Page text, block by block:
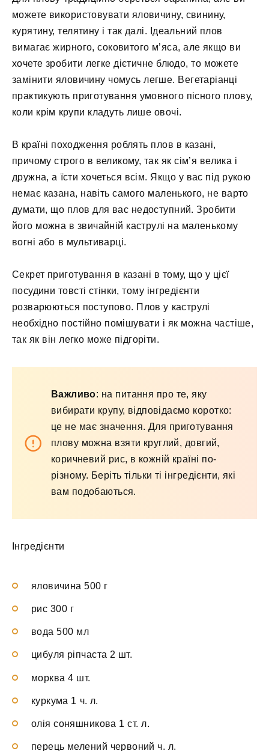
можете використовувати яловичину, свинину,
курятину, телятину і так далі. Ідеальний плов
вимагає жирного, соковитого м’яса, але якщо ви
хочете зробити легке дієтичне блюдо, то можете
замінити яловичину чомусь легше. Вегетаріанці
практикують приготування умовного пісного плову,
коли крім крупи кладуть лише овочі.
В країні походження роблять плов в казані,
причому строго в великому, так як сім’я велика і
дружна, а їсти хочеться всім. Якщо у вас під рукою
немає казана, навіть самого маленького, не варто
думати, що плов для вас недоступний. Зробити
його можна в звичайній каструлі на маленькому
вогні або в мультиварці.
Секрет приготування в казані в тому, що у цієї
посудини товсті стінки, тому інгредієнти
розварюються поступово. Плов у каструлі
необхідно постійно помішувати і як можна частіше,
так як він легко може підгоріти.
Важливо: на питання про те, яку
вибирати крупу, відповідаємо коротко:
це не має значення. Для приготування
плову можна взяти круглий, довгий,
коричневий рис, в кожній країні по-
різному. Беріть тільки ті інгредієнти, які
вам подобаються.
Інгредієнти
яловичина 500 г
рис 300 г
вода 500 мл
цибуля ріпчаста 2 шт.
морква 4 шт.
куркума 1 ч. л.
олія соняшникова 1 ст. л.
перець мелений червоний ч. л.